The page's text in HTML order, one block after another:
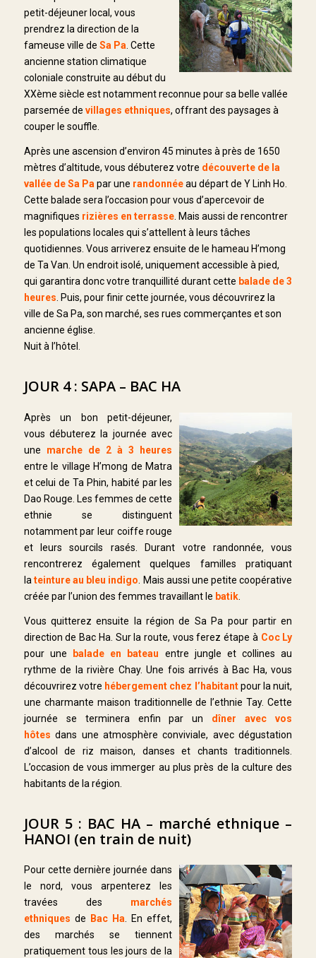
petit-déjeuner local, vous
prendrez la direction de la
fameuse ville de Sa Pa . Cette
ancienne station climatique
coloniale construite au début du
XXème siècle est notamment reconnue pour sa belle vallée
parsemée de villages ethniques, offrant des paysages à
couper le souffle.
Après une ascension d’environ 45 minutes à près de 1650
mètres d’altitude, vous débuterez votre découverte de la
vallée de Sa Pa par une randonnéeau départ de Y Linh Ho.
Cette balade sera l’occasion pour vous d’apercevoir de
magnifiques rizières en terrasse. Mais aussi de rencontrer
les populations locales qui s’attellent à leurs tâches
quotidiennes. Vous arriverez ensuite de le hameau H’mong
de Ta Van. Un endroit isolé, uniquement accessible à pied,
qui garantira donc votre tranquillité durant cette balade de 3
heures . Puis, pour finir cette journée, vous découvrirez la
ville de Sa Pa, son marché, ses rues commerçantes et son
ancienne église.
Nuit à l’hôtel.
JOUR 4 : SAPA – BAC HA
Après un bon petit-déjeuner,
vous débuterez la journée avec
une marche de 2 à 3 heures
entre le village H’mong de Matra
et celui de Ta Phin, habité par les
Dao Rouge. Les femmes de cette
ethnie se distinguent
notamment par leur coiffe rouge
et leurs sourcils rasés. Durant votre randonnée, vous
rencontrerez également quelques familles pratiquant
la teinture au bleu indigo . Mais aussi une petite coopérative
créée par l’union des femmes travaillant le batik.
Vous quitterez ensuite la région de Sa Pa pour partir en
direction de Bac Ha. Sur la route, vous ferez étape à Coc Ly
pour une
balade en bateau entre jungle et collines au
rythme de la rivière Chay. Une fois arrivés à Bac Ha, vous
découvrirez votre hébergement chez l’habitantpour la nuit,
une charmante maison traditionnelle de l’ethnie Tay. Cette
journée se terminera enfin par un dîner avec vos
hôtes dans une atmosphère conviviale, avec dégustation
d’alcool de riz maison, danses et chants traditionnels.
L’occasion de vous immerger au plus près de la culture des
habitants de la région.
JOUR 5 : BAC HA – marché ethnique –
HANOI (en train de nuit)
Pour cette dernière journée dans
le nord, vous arpenterez les
travées des marchés
ethniques de Bac Ha. En effet,
des marchés se tiennent
pratiquement tous les jours de la